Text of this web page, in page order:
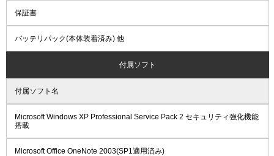
保証書
バッテリパック(本体装着済み) 他
付属ソフト
付属ソフト名
Microsoft Windows XP Professional Service Pack 2 セキュリティ強化機能
搭載
Microsoft Office OneNote 2003(SP1適用済み)